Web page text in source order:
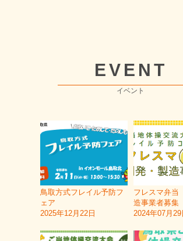
EVENT
イベント
鳥取方式フレイル予防フ
ェア
2025年12月22日
フレスマ弁
造事業者募集
2024年07月29